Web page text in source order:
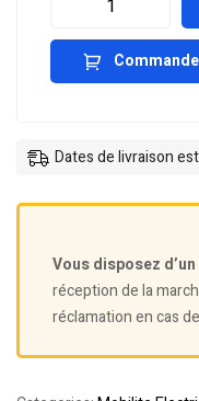
Dates de livraison
Vous disposez
réception de la
réclamation en cas